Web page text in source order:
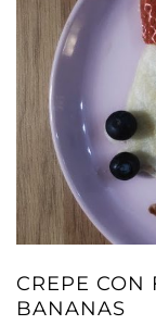
CREPE CON
BANANAS